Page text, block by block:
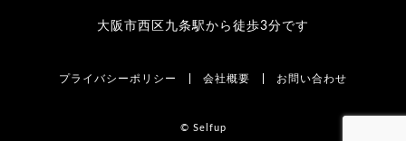
大阪市西区九条駅から徒歩3分です
プライバシーポリシー 会社概要 お問い合わせ
© Selfup